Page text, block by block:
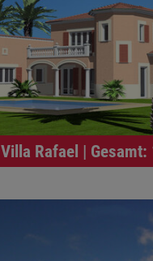
Villa Rafael | Gesamt: